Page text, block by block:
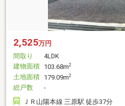
2,525万円
間取り
4LDK
建物面積 103.68m2
土地面積 179.09m2
総戸数
-
ＪＲ山陽本線 三原駅 徒歩37分